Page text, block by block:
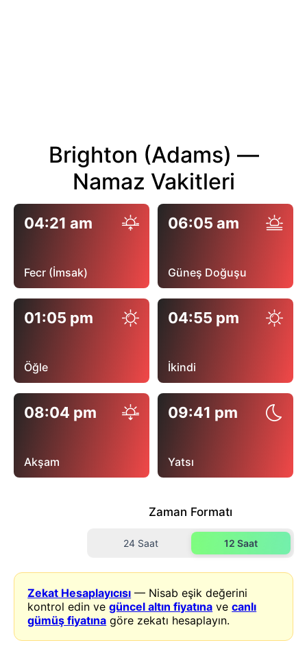
Brighton (Adams) —
Namaz Vakitleri
04:21 am
Fecr (İmsak)
06:05 am
Güneş Doğuşu
01:05 pm
Öğle
04:55 pm
İkindi
08:04 pm
Akşam
09:41 pm
Yatsı
Zaman Formatı
24 Saat 12 Saat
Zekat Hesaplayıcısı — Nisab eşik değerini
kontrol edin vegüncel altın fiyatına vecanlı
gümüş fiyatına göre zekatı hesaplayın.